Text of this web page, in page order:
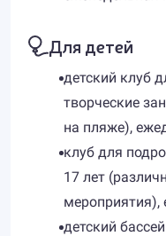
Для детей
детский клуб
творческие
на пляже),
клуб для
17 лет
мероприятия),
детский